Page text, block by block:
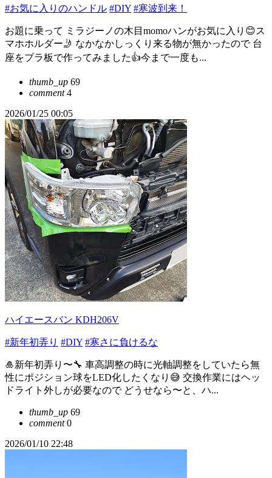
#お気に入りのハンドル #DIY #寒波到来！
お題に乗って ミラジーノの木目momoハンがお気に入り😊ス
マホホルダー🤳 なかなかしっくり来る物が無かったので 台
座をプラ板で作ってみました👍今まで一度も...
thumb_up 69
comment4
2026/01/25 00:05
ハイエースバン KDH206V
#新年初弄り #DIY #寒さに負けるな
🎍新年初弄り〜🔧 車高調整の時に光軸調整をしていたら無
性にポジション球をLED化したくなり😅 交換作業にはヘッ
ドライト外しが必要なので どうせなら〜と、ハ...
thumb_up 69
comment0
2026/01/10 22:48